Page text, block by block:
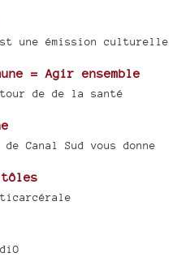
est une émission culturelle
= Agir ensemble
de de la santé
de Canal Sud vous donne